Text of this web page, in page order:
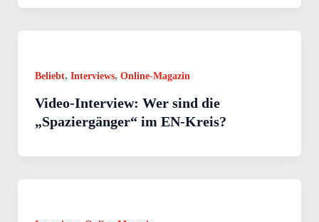
Beliebt, Interviews, Online-Magazin
Video-Interview: Wer sind die
„Spaziergänger“ im EN-Kreis?